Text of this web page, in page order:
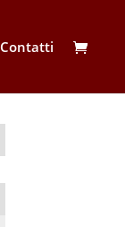
Contatti